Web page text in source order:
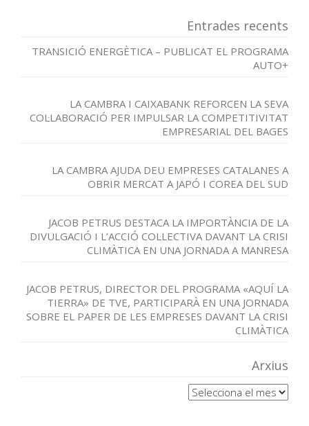
Entrades recents
TRANSICIÓ ENERGÈTICA – PUBLICAT EL PROGRAMA
AUTO+
LA CAMBRA I CAIXABANK REFORCEN LA SEVA
COL·LABORACIÓ PER IMPULSAR LA COMPETITIVITAT
EMPRESARIAL DEL BAGES
LA CAMBRA AJUDA DEU EMPRESES CATALANES A
OBRIR MERCAT A JAPÓ I COREA DEL SUD
JACOB PETRUS DESTACA LA IMPORTÀNCIA DE LA
DIVULGACIÓ I L’ACCIÓ COL·LECTIVA DAVANT LA CRISI
CLIMÀTICA EN UNA JORNADA A MANRESA
JACOB PETRUS, DIRECTOR DEL PROGRAMA «AQUÍ LA
TIERRA» DE TVE, PARTICIPARÀ EN UNA JORNADA
SOBRE EL PAPER DE LES EMPRESES DAVANT LA CRISI
CLIMÀTICA
Arxius
Arxius